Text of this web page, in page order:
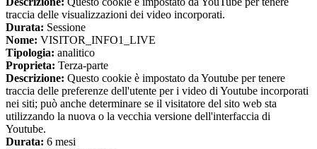
traccia delle visualizzazioni dei video incorporati.
Durata: Sessione
Nome: VISITOR_INFO1_LIVE
Tipologia: analitico
Proprieta: Terza-parte
Descrizione: Questo cookie è impostato da Youtube per tenere
traccia delle preferenze dell'utente per i video di Youtube incorporati
nei siti; può anche determinare se il visitatore del sito web sta
utilizzando la nuova o la vecchia versione dell'interfaccia di
Youtube.
Durata: 6 mesi